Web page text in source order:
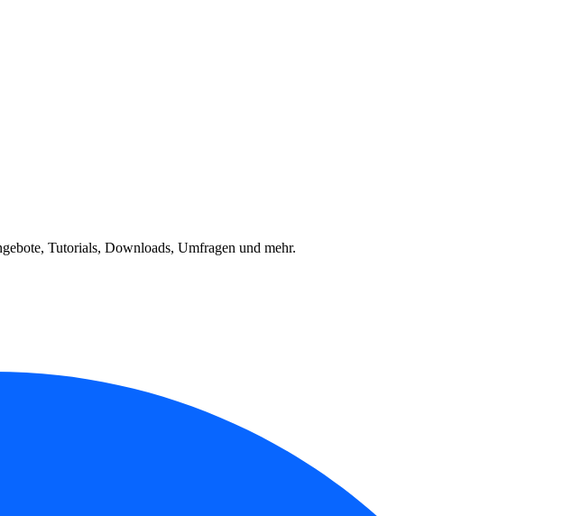
Tutorials, Downloads, Umfragen und mehr.